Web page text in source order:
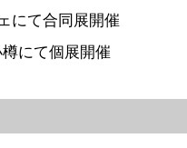
にて合同展開催
にて個展開催